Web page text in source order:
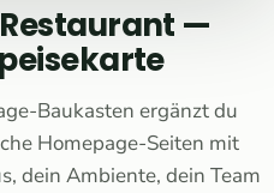
—
Baukasten ergänzt du
Homepage-Seiten mit
dein Ambiente, dein Team